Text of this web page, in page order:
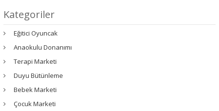
Kategoriler
Eğitici Oyuncak
Anaokulu Donanımı
Terapi Marketi
Duyu Bütünleme
Bebek Marketi
Çocuk Marketi